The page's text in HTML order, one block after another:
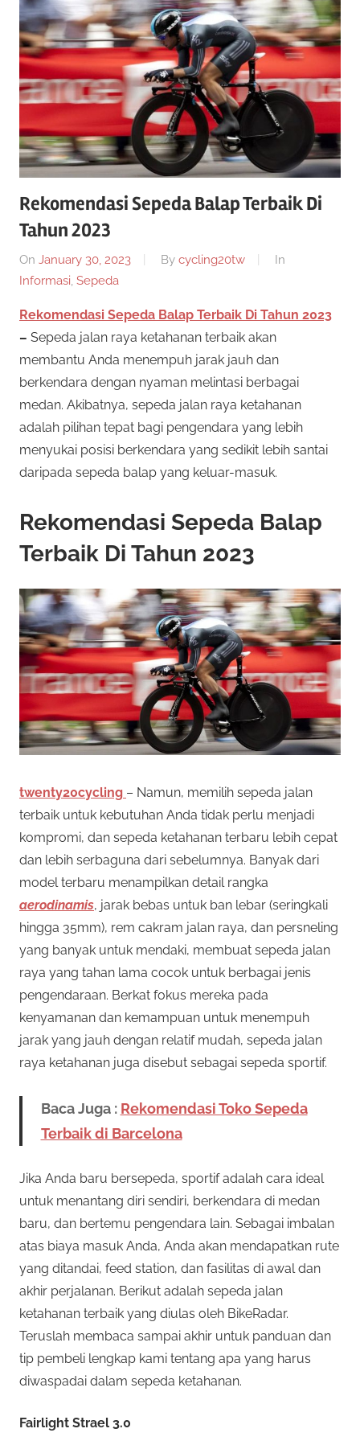
twenty20
cycling
Rekomendasi Sepeda Balap Terbaik Di
Tahun 2023
On January 30, 2023 By cycling20tw
In
Informasi, Sepeda
Rekomendasi Sepeda Balap Terbaik Di Tahun 2023
– Sepeda jalan raya ketahanan terbaik akan
membantu Anda menempuh jarak jauh dan
berkendara dengan nyaman melintasi berbagai
medan. Akibatnya, sepeda jalan raya ketahanan
adalah pilihan tepat bagi pengendara yang lebih
menyukai posisi berkendara yang sedikit lebih santai
daripada sepeda balap yang keluar-masuk.
Rekomendasi Sepeda Balap
Terbaik Di Tahun 2023
twenty20cycling – Namun, memilih sepeda jalan
terbaik untuk kebutuhan Anda tidak perlu menjadi
kompromi, dan sepeda ketahanan terbaru lebih cepat
dan lebih serbaguna dari sebelumnya. Banyak dari
model terbaru menampilkan detail rangka
aerodinamis, jarak bebas untuk ban lebar (seringkali
hingga 35mm), rem cakram jalan raya, dan persneling
yang banyak untuk mendaki, membuat sepeda jalan
raya yang tahan lama cocok untuk berbagai jenis
pengendaraan. Berkat fokus mereka pada
kenyamanan dan kemampuan untuk menempuh
jarak yang jauh dengan relatif mudah, sepeda jalan
raya ketahanan juga disebut sebagai sepeda sportif.
Baca Juga : Rekomendasi Toko Sepeda
Terbaik di Barcelona
Jika Anda baru bersepeda, sportif adalah cara ideal
untuk menantang diri sendiri, berkendara di medan
baru, dan bertemu pengendara lain. Sebagai imbalan
atas biaya masuk Anda, Anda akan mendapatkan rute
yang ditandai, feed station, dan fasilitas di awal dan
akhir perjalanan. Berikut adalah sepeda jalan
ketahanan terbaik yang diulas oleh BikeRadar.
Teruslah membaca sampai akhir untuk panduan dan
tip pembeli lengkap kami tentang apa yang harus
diwaspadai dalam sepeda ketahanan.
Fairlight Strael 3.0